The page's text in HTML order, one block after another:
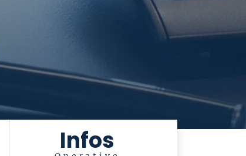
Infos